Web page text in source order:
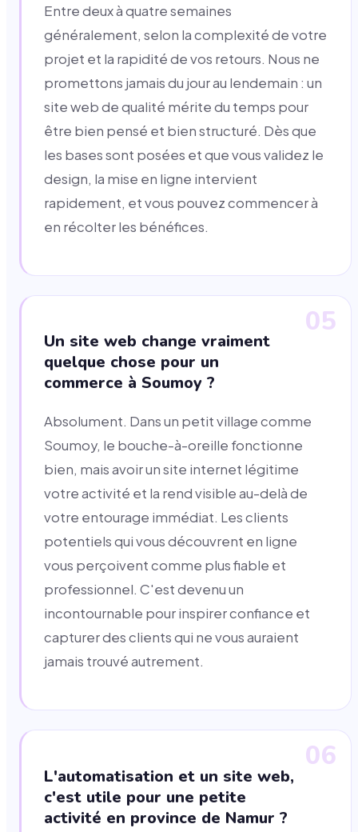
Entre deux à quatre semaines
généralement, selon la complexité de votre
projet et la rapidité de vos retours. Nous ne
promettons jamais du jour au lendemain : un
site web de qualité mérite du temps pour
être bien pensé et bien structuré. Dès que
les bases sont posées et que vous validez le
design, la mise en ligne intervient
rapidement, et vous pouvez commencer à
en récolter les bénéfices.
05
Un site web change vraiment
quelque chose pour un
commerce à Soumoy ?
Absolument. Dans un petit village comme
Soumoy, le bouche-à-oreille fonctionne
bien, mais avoir un site internet légitime
votre activité et la rend visible au-delà de
votre entourage immédiat. Les clients
potentiels qui vous découvrent en ligne
vous perçoivent comme plus fiable et
professionnel. C'est devenu un
incontournable pour inspirer confiance et
capturer des clients qui ne vous auraient
jamais trouvé autrement.
06
L'automatisation et un site web,
c'est utile pour une petite
activité en province de Namur ?